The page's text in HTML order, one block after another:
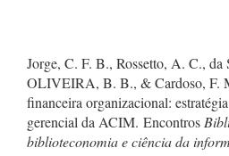
Jorge, C. F. B., Rossetto, A. C.,
OLIVEIRA, B. B., & Cardoso, F.
financeira organizacional:
gerencial da ACIM. Encontros
biblioteconomia e ciência da